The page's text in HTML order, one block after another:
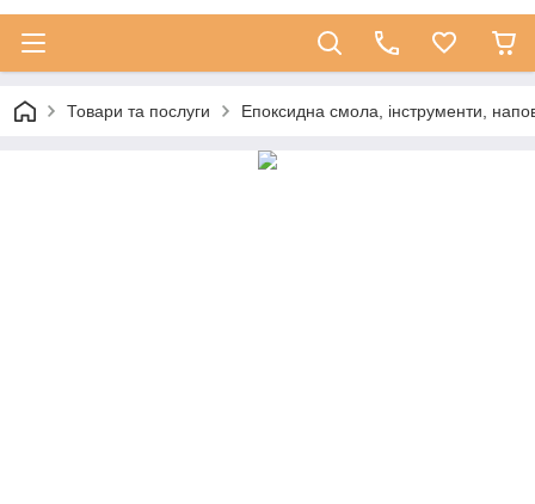
Товари та послуги Епоксидна смола, інструменти,